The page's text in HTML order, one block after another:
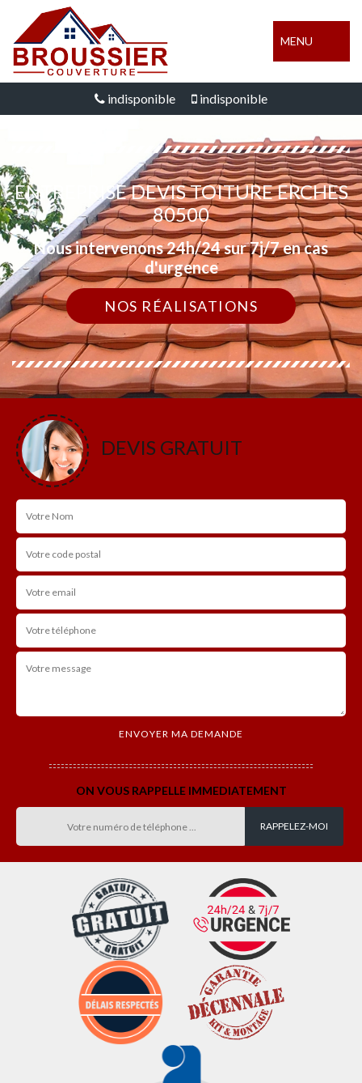
MENU
indisponible indisponible
ENTREPRISE DEVIS TOITURE ERCHES
80500
Nous intervenons 24h/24 sur 7j/7 en cas
d'urgence
NOS RÉALISATIONS
DEVIS GRATUIT
ON VOUS RAPPELLE IMMEDIATEMENT